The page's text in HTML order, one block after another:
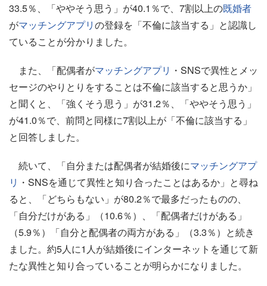
33.5％、「ややそう思う」が40.1％で、7割以上の既婚者
がマッチングアプリの登録を「不倫に該当する」と認識し
ていることが分かりました。
また、「配偶者がマッチングアプリ ・SNSで異性とメッ
セージのやりとりをすることは不倫に該当すると思うか」
と聞くと、「強くそう思う」が31.2％、「ややそう思う」
が41.0％で、前問と同様に7割以上が「不倫に該当する」
と回答しました。
続いて、「自分または配偶者が結婚後にマッチングアプ
リ ・SNSを通じて異性と知り合ったことはあるか」と尋ね
ると、「どちらもない」が80.2％で最多だったものの、
「自分だけがある」（10.6％）、「配偶者だけがある」
（5.9％）「自分と配偶者の両方がある」（3.3％）と続き
ました。約5人に1人が結婚後にインターネットを通じて新
たな異性と知り合っていることが明らかになりました。